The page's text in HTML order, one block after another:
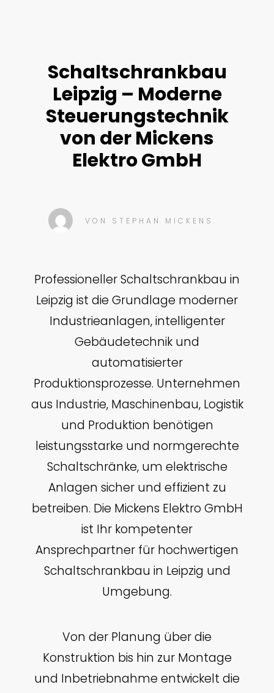
Schaltschrankbau
Leipzig – Moderne
Steuerungstechnik
von der Mickens
Elektro GmbH
VON STEPHAN MICKENS
Professioneller Schaltschrankbau in
Leipzig ist die Grundlage moderner
Industrieanlagen, intelligenter
Gebäudetechnik und
automatisierter
Produktionsprozesse. Unternehmen
aus Industrie, Maschinenbau, Logistik
und Produktion benötigen
leistungsstarke und normgerechte
Schaltschränke, um elektrische
Anlagen sicher und effizient zu
betreiben. Die Mickens Elektro GmbH
ist Ihr kompetenter
Ansprechpartner für hochwertigen
Schaltschrankbau in Leipzig und
Umgebung.
Von der Planung über die
Konstruktion bis hin zur Montage
und Inbetriebnahme entwickelt die